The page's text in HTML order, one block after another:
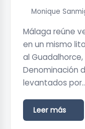
Monique
Málaga reúne
en un mismo
al
Denominación
levantados
Leer más